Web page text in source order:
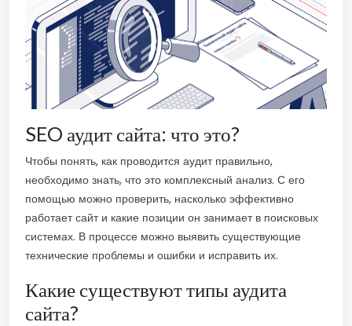
SEO аудит сайта: что это?
Чтобы понять, как проводится аудит правильно,
необходимо знать, что это комплексный анализ. С его
помощью можно проверить, насколько эффективно
работает сайт и какие позиции он занимает в поисковых
системах. В процессе можно выявить существующие
технические проблемы и ошибки и исправить их.
Какие существуют типы аудита
сайта?